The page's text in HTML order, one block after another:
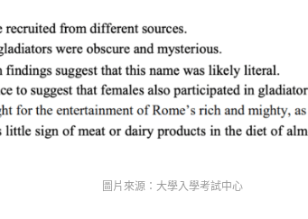
圖片來源：大學入學考試中心